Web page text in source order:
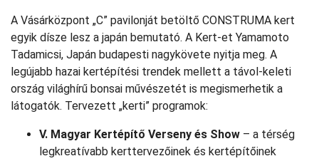
A Vásárközpont „C” pavilonját betöltő CONSTRUMA kert
egyik dísze lesz a japán bemutató. A Kert-et Yamamoto
Tadamicsi, Japán budapesti nagykövete nyitja meg. A
legújabb hazai kertépítési trendek mellett a távol-keleti
ország világhírű bonsai művészetét is megismerhetik a
látogatók. Tervezett „kerti” programok:
V. Magyar Kertépítő Verseny és Show – a térség
legkreatívabb kerttervezőinek és kertépítőinek